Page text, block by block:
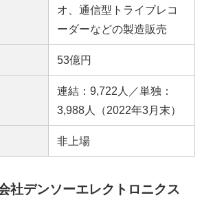
オ、通信型トライブレコ
ーダーなどの製造販売
53億円
連結：9,722人／単独：
3,988人（2022年3月末）
非上場
社デンソーエレクトロニクス